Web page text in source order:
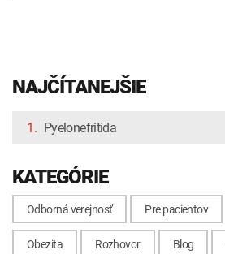
NAJČÍTANEJŠIE
1. Pyelonefritída
KATEGÓRIE
Odborná verejnosť Pre pacientov
Obezita Rozhovor Blog